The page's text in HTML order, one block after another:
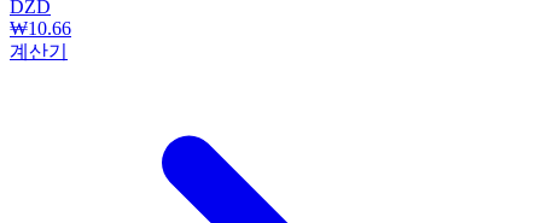
DZD
₩10.66
계산기